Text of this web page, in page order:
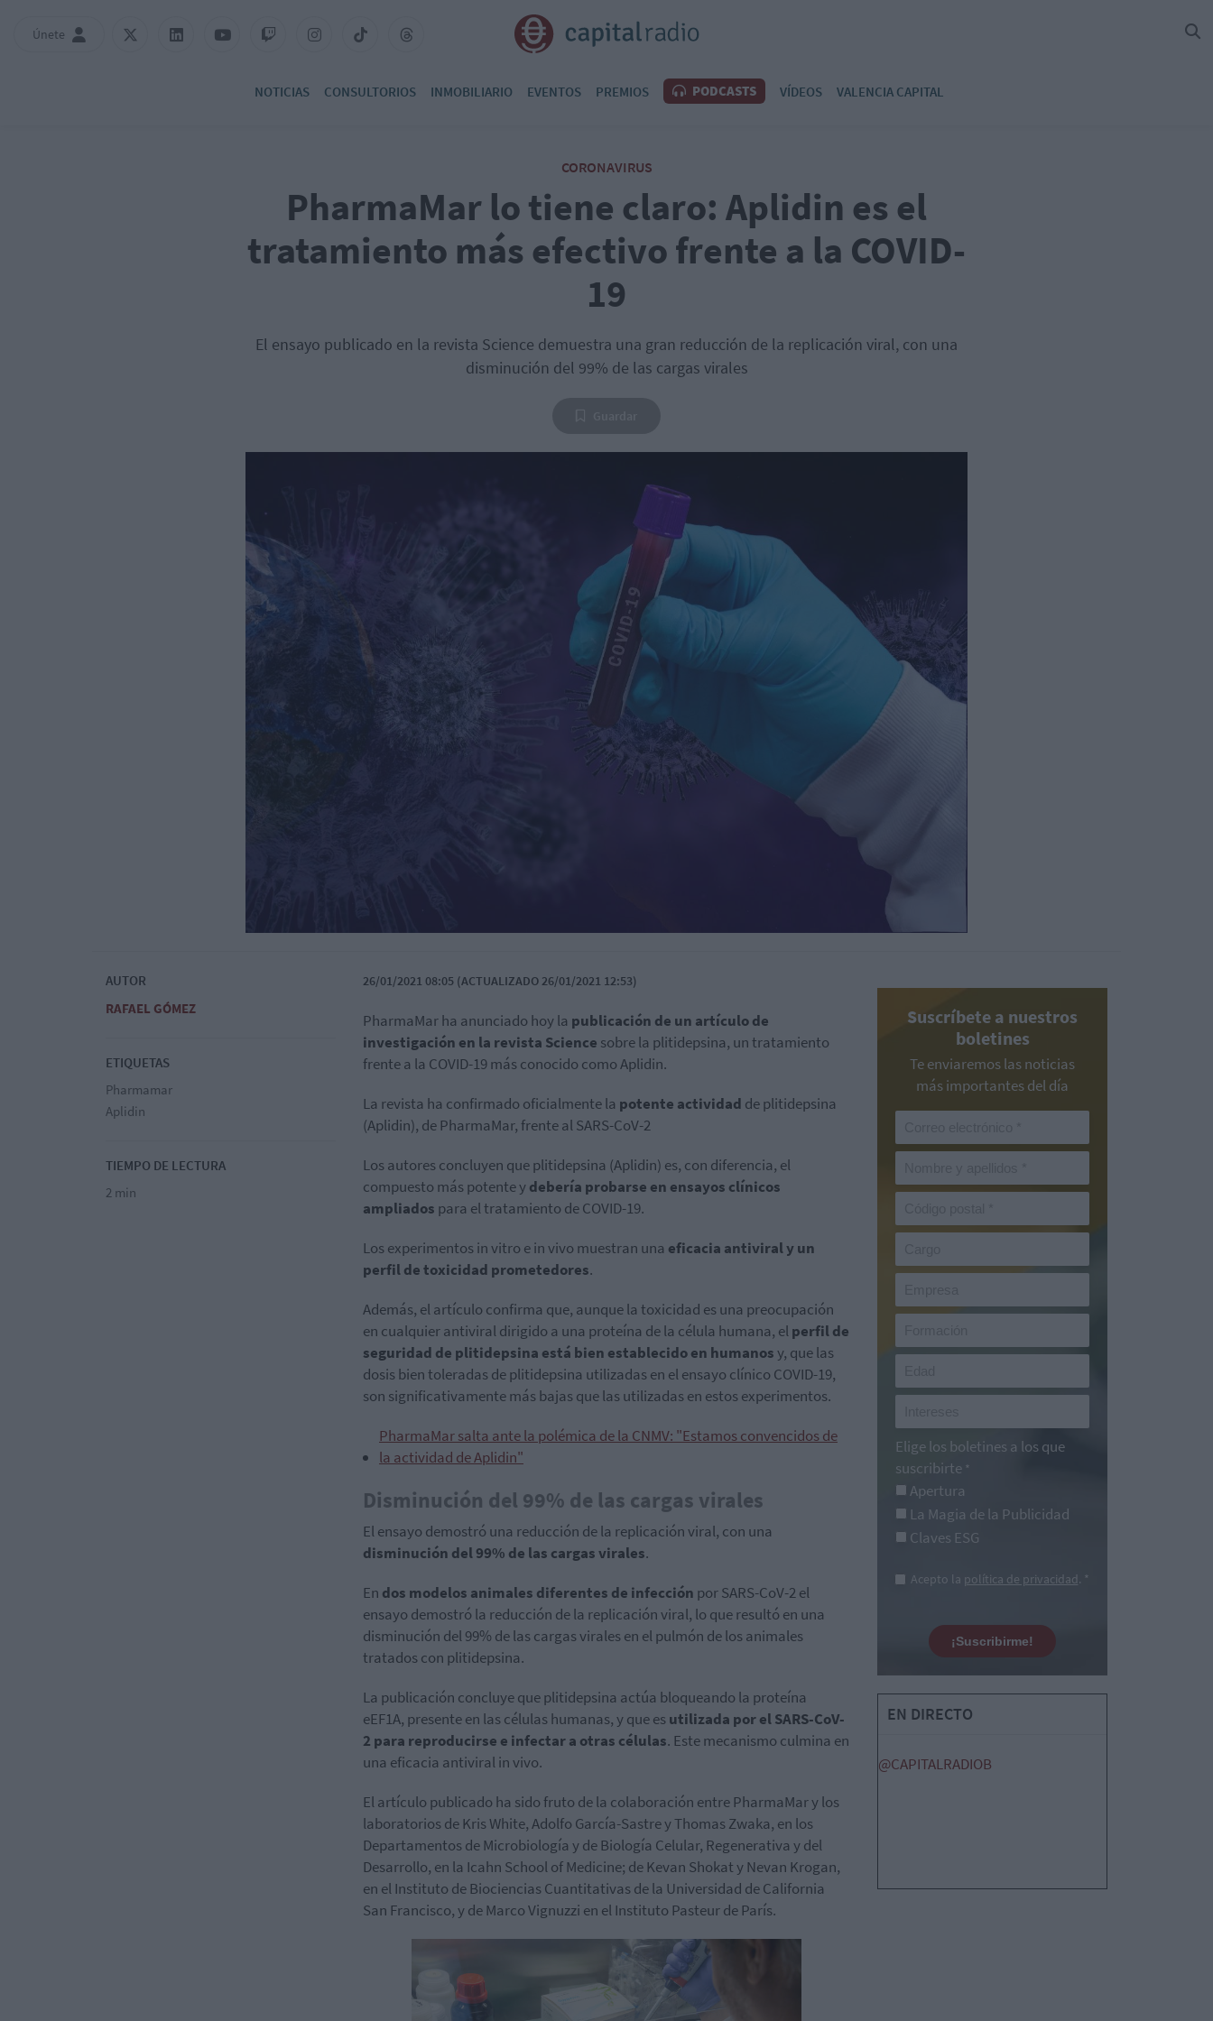
Únete
NOTICIAS CONSULTORIOS INMOBILIARIO EVENTOS PREMIOS PODCASTS VÍDEOS VALENCIA CAPITAL
CORONAVIRUS
PharmaMar lo tiene claro: Aplidin es el
tratamiento más efectivo frente a la COVID-
19
El ensayo publicado en la revista Science demuestra una gran reducción de la replicación viral, con una
disminución del 99% de las cargas virales
AUTOR
RAFAEL GÓMEZ
ETIQUETAS
Pharmamar
Aplidin
TIEMPO DE LECTURA
2 min
26/01/2021 08:05 (ACTUALIZADO 26/01/2021 12:53)
PharmaMar ha anunciado hoy la publicación de un artículo de
investigación en la revista Science sobre la plitidepsina, un tratamiento
frente a la COVID-19 más conocido como Aplidin.
La revista ha confirmado oficialmente la potente actividad de plitidepsina
(Aplidin), de PharmaMar, frente al SARS-CoV-2
Los autores concluyen que plitidepsina (Aplidin) es, con diferencia, el
compuesto más potente ydebería probarse en ensayos clínicos
ampliados para el tratamiento de COVID-19.
Los experimentos in vitro e in vivo muestran una eficacia antiviral y un
perfil de toxicidad prometedores.
Además, el artículo confirma que, aunque la toxicidad es una preocupación
en cualquier antiviral dirigido a una proteína de la célula humana, elperfil de
seguridad de plitidepsina está bien establecido en humanosy, que las
dosis bien toleradas de plitidepsina utilizadas en el ensayo clínico COVID-19,
son significativamente más bajas que las utilizadas en estos experimentos.
PharmaMar salta ante la polémica de la CNMV: "Estamos convencidos de
la actividad de Aplidin"
Disminución del 99% de las cargas virales
El ensayo demostró una reducción de la replicación viral, con una
disminución del 99% de las cargas virales.
En dos modelos animales diferentes de infección por SARS-CoV-2 el
ensayo demostró la reducción de la replicación viral, lo que resultó en una
disminución del 99% de las cargas virales en el pulmón de los animales
tratados con plitidepsina.
La publicación concluye que plitidepsina actúa bloqueando la proteína
eEF1A, presente en las células humanas, y que esutilizada por el SARS-CoV-
2 para reproducirse e infectar a otras células. Este mecanismo culmina en
una eficacia antiviral in vivo.
El artículo publicado ha sido fruto de la colaboración entre PharmaMar y los
laboratorios de Kris White, Adolfo García-Sastre y Thomas Zwaka, en los
Departamentos de Microbiología y de Biología Celular, Regenerativa y del
Desarrollo, en la Icahn School of Medicine; de Kevan Shokat y Nevan Krogan,
en el Instituto de Biociencias Cuantitativas de la Universidad de California
San Francisco, y de Marco Vignuzzi en el Instituto Pasteur de París.
Suscríbete a nuestros
boletines
Te enviaremos las noticias
más importantes del día
Elige los boletines a los que
suscribirte *
Apertura
La Magia de la Publicidad
Claves ESG
Acepto la política de privacidad. *
¡Suscribirme!
EN DIRECTO
@CAPITALRADIOB